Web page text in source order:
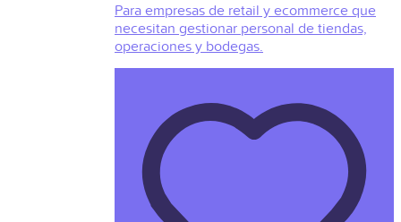
Para empresas de retail y ecommerce que
necesitan gestionar personal de tiendas,
operaciones y bodegas.